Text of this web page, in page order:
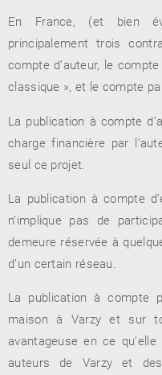
NOUVEAUTÉS
TOUT LE CATALOGUE
RENCONTRE AVEC…
REVUE DE PRESSE
En France, (et bien
principalement trois
compte d’auteur, le
classique », et le compte
La publication à compte
charge financière par
seul ce projet.
La publication à compte
n’implique pas de
demeure réservée à
d’un certain réseau.
La publication à compte
maison à Varzy et sur
avantageuse en ce
auteurs de Varzy et